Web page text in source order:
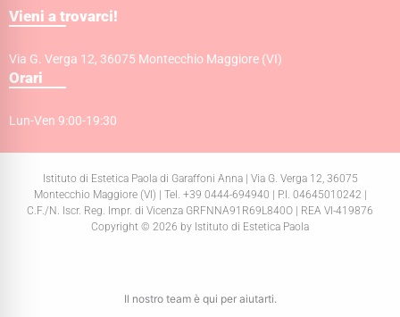
Vieni a trovarci!
Via G. Verga 12, 36075 Montecchio Maggiore (VI)
Orari
Lun-Ven 9:00-19:30
Istituto di Estetica Paola di Garaffoni Anna | Via G. Verga 12, 36075
Montecchio Maggiore (VI) | Tel. +39 0444-694940 | P.I. 04645010242 |
C.F./N. Iscr. Reg. Impr. di Vicenza GRFNNA91R69L840O | REA VI-419876
Copyright © 2026 by Istituto di Estetica Paola
Il nostro team è qui per aiutarti.